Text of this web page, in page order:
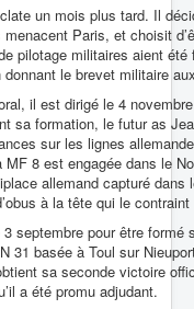
un mois plus tard. Il
menacent Paris, et choisit
pilotage militaires aient
donnant le brevet militaire
il est dirigé le 4
sa formation, le futur as
sur les lignes
MF 8 est engagée dans le
allemand capturé
à la tête qui le
septembre pour être
31 basée à Toul sur
sa seconde victoire
a été promu adjudant.